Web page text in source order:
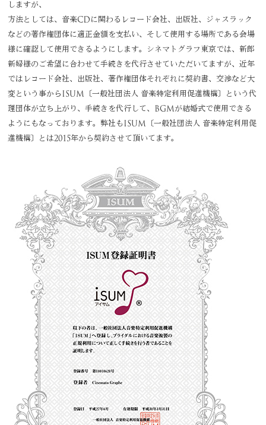
しますが、
方法としては、音楽CDに関わるレコード会社、出版社、ジャスラック
などの著作権団体に適正金額を支払い、そして使用する場所である会場
様に確認して使用できるようにします。シネマトグラフ東京では、新郎
新婦様のご希望に合わせて手続きを代行させていただいてますが、近年
ではレコード会社、出版社、著作権団体それぞれに契約書、交渉など大
変という事からISUM〔一般社団法人 音楽特定利用促進機構〕という代
理団体が立ち上がり、手続きを代行して、BGMが結婚式で使用できる
ようにもなっております。弊社もISUM〔一般社団法人 音楽特定利用促
進機構〕とは2015年から契約させて頂いてます。